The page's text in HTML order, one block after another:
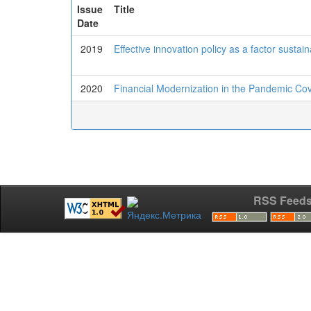
Issue
Date
Title
2019 Effective innovation policy as a factor
2020
Financial Modernization in the Pandemic
RSS